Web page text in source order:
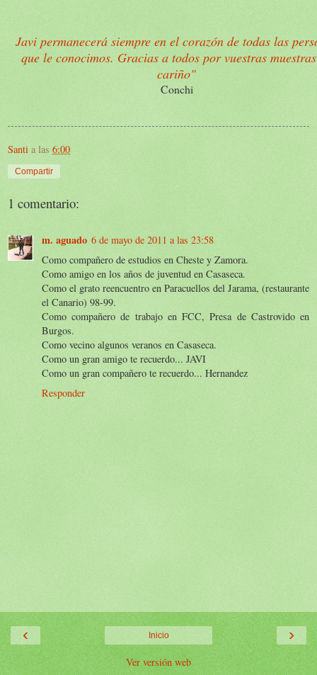
Javi permanecerá siempre en el corazón de todas las
que le conocimos. Gracias a todos por vuestras
cariño"
Conchi
Santi a las 6:00
Compartir
1 comentario:
m. aguado 6 de mayo de 2011 a las 23:58
Como compañero de estudios en Cheste y Zamora.
Como amigo en los años de juventud en Casaseca.
Como el grato reencuentro en Paracuellos del Jarama, (restaurante
el Canario) 98-99.
Como compañero de trabajo en FCC, Presa de Castrovido en
Burgos.
Como vecino algunos veranos en Casaseca.
Como un gran amigo te recuerdo... JAVI
Como un gran compañero te recuerdo... Hernandez
Responder
‹ ›
Inicio
Ver versión web